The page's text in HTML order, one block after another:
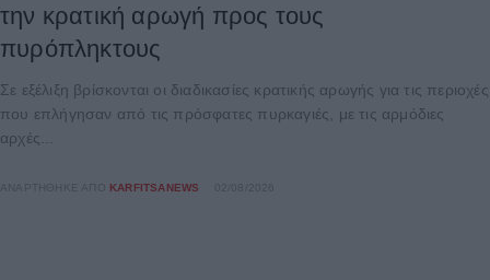
την κρατική αρωγή προς τους
πυρόπληκτους
Σε εξέλιξη βρίσκονται οι διαδικασίες κρατικής αρωγής για τις περιοχές
που επλήγησαν από τις πρόσφατες πυρκαγιές, με τις αρμόδιες
αρχές...
ΑΝΑΡΤΉΘΗΚΕ ΑΠΌ KARFITSANEWS